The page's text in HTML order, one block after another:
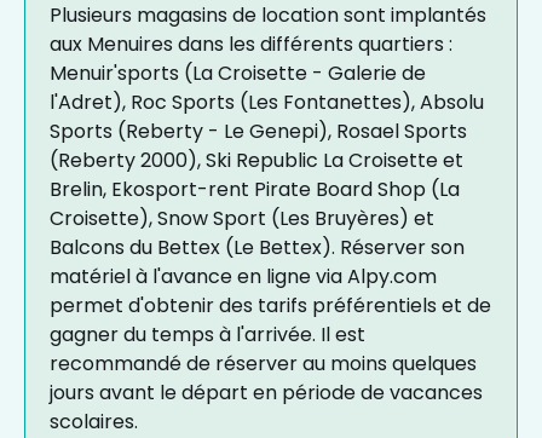
Plusieurs magasins de location sont implantés
aux Menuires dans les différents quartiers :
Menuir'sports (La Croisette - Galerie de
l'Adret), Roc Sports (Les Fontanettes), Absolu
Sports (Reberty - Le Genepi), Rosael Sports
(Reberty 2000), Ski Republic La Croisette et
Brelin, Ekosport-rent Pirate Board Shop (La
Croisette), Snow Sport (Les Bruyères) et
Balcons du Bettex (Le Bettex). Réserver son
matériel à l'avance en ligne via Alpy.com
permet d'obtenir des tarifs préférentiels et de
gagner du temps à l'arrivée. Il est
recommandé de réserver au moins quelques
jours avant le départ en période de vacances
scolaires.